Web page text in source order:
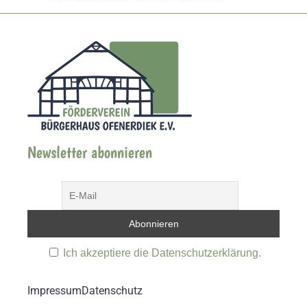
Newsletter abonnieren
Ich akzeptiere die Datenschutzerklärung.
ImpressumDatenschutz